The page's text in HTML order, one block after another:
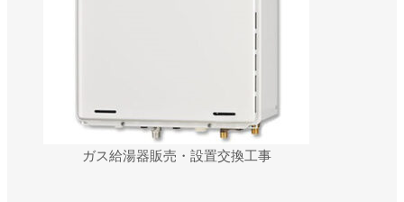
ガス給湯器販売・設置交換工事